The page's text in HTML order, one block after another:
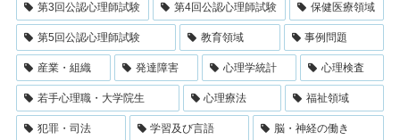
第3回公認心理師試験 第4回公認心理師試験 保健医療領域
第5回公認心理師試験 教育領域 事例問題
産業・組織 発達障害 心理学統計 心理検査
若手心理職・大学院生 心理療法 福祉領域
犯罪・司法 学習及び言語 脳・神経の働き